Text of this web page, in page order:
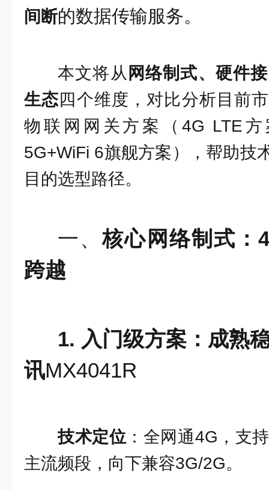
间断的数据传输服务。
本文将从 网络制式、硬件
生态四个维度，对比分析目前
物联网网关方案（4G LTE
5G+WiFi 6旗舰方案），帮助技
目的选型路径。
一、核心网络制式：
跨越
1. 入门级方案：成熟
讯MX4041R
技术定位 ：全网通4G，支
主流频段，向下兼容3G/2G。